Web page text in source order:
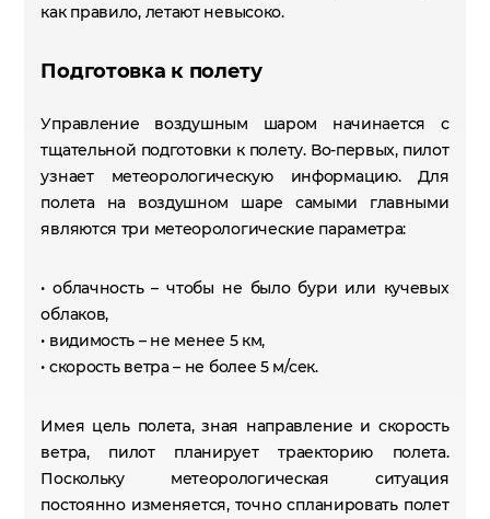
как правило, летают невысоко.
Подготовка к полету
Управление воздушным шаром начинается с
тщательной подготовки к полету. Во-первых, пилот
узнает метеорологическую информацию. Для
полета на воздушном шаре самыми главными
являются три метеорологические параметра:
• облачность – чтобы не было бури или кучевых
облаков,
• видимость – не менее 5 км,
• скорость ветра – не более 5 м/сек.
Имея цель полета, зная направление и скорость
ветра, пилот планирует траекторию полета.
Поскольку метеорологическая ситуация
постоянно изменяется, точно спланировать полет